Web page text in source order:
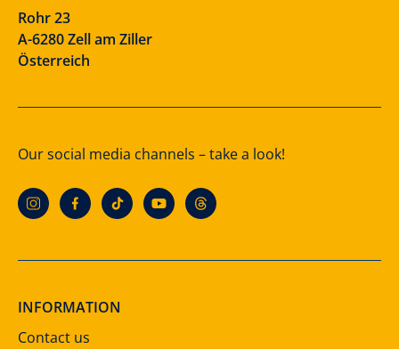
Rohr 23
A-6280 Zell am Ziller
Österreich
Our social media channels – take a look!
INFORMATION
Contact us